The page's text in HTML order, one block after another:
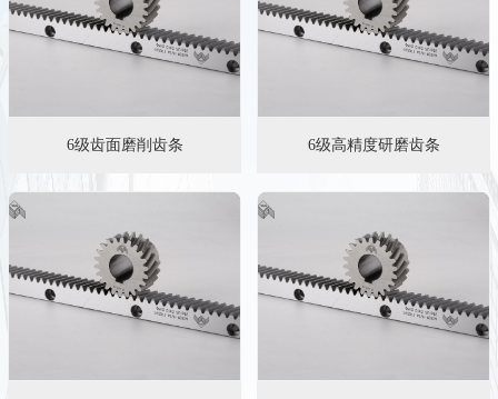
6级齿面磨削齿条 6级高精度研磨齿条